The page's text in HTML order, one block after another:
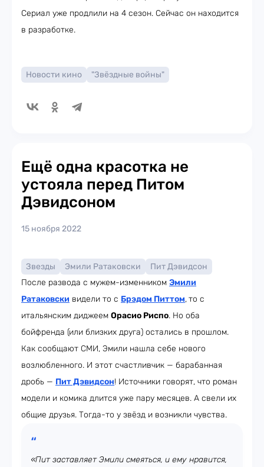
Сериал уже продлили на 4 сезон. Сейчас он находится
в разработке.
Новости кино "Звёздные войны"
Ещё одна красотка не
устояла перед Питом
Дэвидсоном
15 ноября 2022
Звезды Эмили Ратаковски
Пит Дэвидсон
После развода с мужем-изменником Эмили
Ратаковски видели то с Брэдом Питтом,то с
итальянским диджеем Орасио Риспо. Но оба
бойфренда (или близких друга) остались в прошлом.
Как сообщают СМИ, Эмили нашла себе нового
возлюбленного. И этот счастливчик — барабанная
дробь — Пит Дэвидсон! Источники говорят, что роман
модели и комика длится уже пару месяцев. А свели их
общие друзья. Тогда-то у звёзд и возникли чувства.
«Пит заставляет Эмили смеяться, и ему нравится,